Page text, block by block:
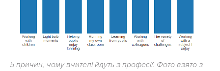
5 причин, чому вчителі йдуть з професії. Фото взято з